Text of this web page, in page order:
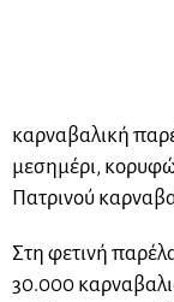
καρναβαλική
μεσημέρι,
Πατρινού
Στη φετινή
30.000